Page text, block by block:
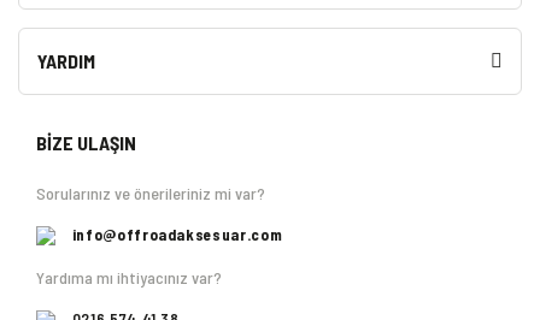
YARDIM
BİZE ULAŞIN
Sorularınız ve önerileriniz mi var?
info@offroadaksesuar.com
Yardıma mı ihtiyacınız var?